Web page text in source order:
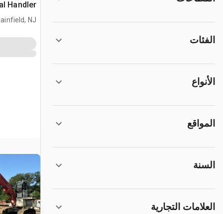
الفئات
الأنواع
المواقع
السنة
العلامات التجارية
Handler
NJ